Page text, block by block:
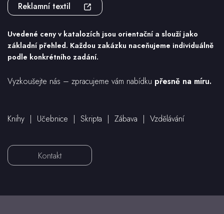
Reklamní textil
Uvedené ceny v katalozích jsou orientační a slouží jako
základní přehled. Každou zakázku naceňujeme individuálně
podle konkrétního zadání.
Vyzkoušejte nás – zpracujeme vám nabídku přesně na míru.
Knihy | Učebnice | Skripta | Zábava | Vzdělávání
Kontakt